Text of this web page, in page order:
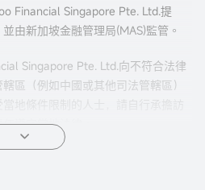
Financial Singapore Pte. Ltd.提
由新加坡金融管理局(MAS)監管。
Singapore Pte. Ltd.向不符合法律
區（例如中國或其他司法管轄區）
遵守當地法律。